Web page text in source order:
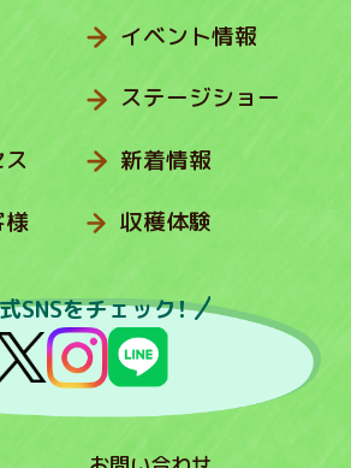
様
イベント情報
ステージショー
新着情報
収穫体験
SNSをチェック！